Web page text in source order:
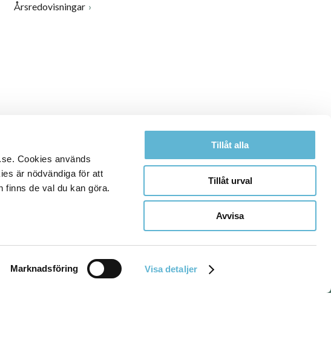
Cookies används
är nödvändiga för att
finns de val du kan göra.
Marknadsföring Visa detaljer
Tillåt alla
Tillåt urval
Avvisa
Årsredovisningar